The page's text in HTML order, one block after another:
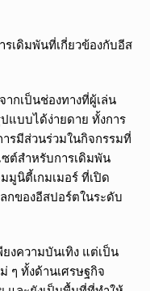
เดิมพันที่เกี่ยวข้องกับอีส
กเป็นช่องทางที่ผู้เล่น
แบบได้ง่ายดาย ทั้งการ
รมีส่วนร่วมในกิจกรรมที่
ซต์สำหรับการเดิมพัน
มูนิตี้เกมเมอร์ ที่เปิด
กของอีสปอร์ตในระดับ
งความบันเทิง แต่เป็น
ๆ ทั้งด้านเศรษฐกิจ